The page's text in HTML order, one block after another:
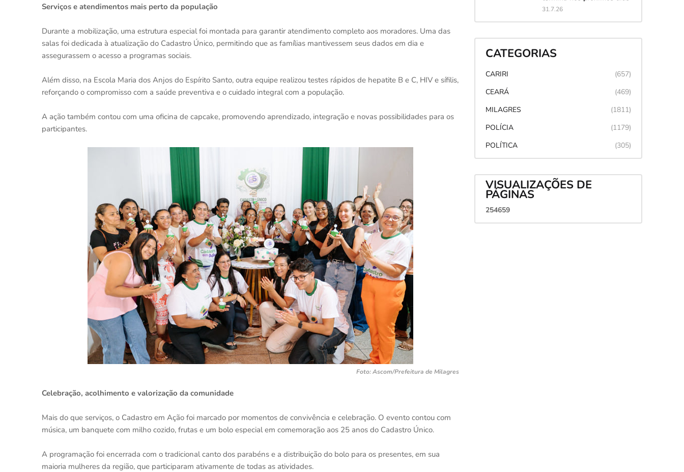
Serviços e atendimentos mais perto da população
Durante a mobilização, uma estrutura especial foi montada para garantir atendimento completo aos moradores. Uma das
salas foi dedicada à atualização do Cadastro Único, permitindo que as famílias mantivessem seus dados em dia e
assegurassem o acesso a programas sociais.
Além disso, na Escola Maria dos Anjos do Espírito Santo, outra equipe realizou testes rápidos de hepatite B e C, HIV e sífilis,
reforçando o compromisso com a saúde preventiva e o cuidado integral com a população.
A ação também contou com uma oficina de capcake, promovendo aprendizado, integração e novas possibilidades para os
participantes.
Foto: Ascom/Prefeitura de Milagres
Celebração, acolhimento e valorização da comunidade
Mais do que serviços, o Cadastro em Ação foi marcado por momentos de convivência e celebração. O evento contou com
música, um banquete com milho cozido, frutas e um bolo especial em comemoração aos 25 anos do Cadastro Único.
A programação foi encerrada com o tradicional canto dos parabéns e a distribuição do bolo para os presentes, em sua
maioria mulheres da região, que participaram ativamente de todas as atividades.
31.7.26
CATEGORIAS
CARIRI
(657)
CEARÁ
(469)
MILAGRES
(1811)
POLÍCIA
(1179)
POLÍTICA
(305)
VISUALIZAÇÕES DE
PÁGINAS
254659